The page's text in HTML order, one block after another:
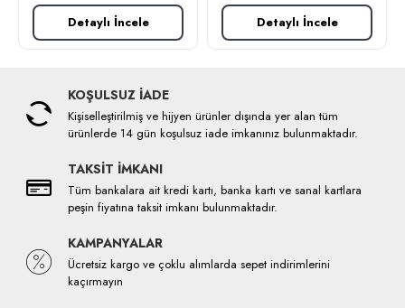
Detaylı İncele Detaylı İncele
KOŞULSUZ İADE
Kişiselleştirilmiş ve hijyen ürünler dışında yer alan tüm
ürünlerde 14 gün koşulsuz iade imkanınız bulunmaktadır.
TAKSİT İMKANI
Tüm bankalara ait kredi kartı, banka kartı ve sanal kartlara
peşin fiyatına taksit imkanı bulunmaktadır.
KAMPANYALAR
Ücretsiz kargo ve çoklu alımlarda sepet indirimlerini
kaçırmayın